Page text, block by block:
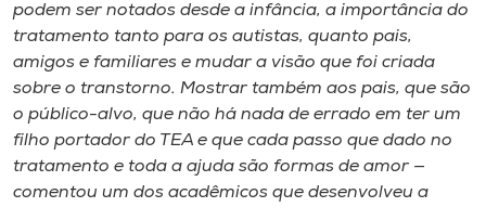
podem ser notados desde a infância, a importância do
tratamento tanto para os autistas, quanto pais,
amigos e familiares e mudar a visão que foi criada
sobre o transtorno. Mostrar também aos pais, que são
o público-alvo, que não há nada de errado em ter um
filho portador do TEA e que cada passo que dado no
tratamento e toda a ajuda são formas de amor —
comentou um dos acadêmicos que desenvolveu a